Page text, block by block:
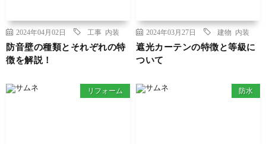
2024年04月02日 工事 内装
防音壁の種類とそれぞれの特
徴を解説！
2024年03月27日 建物 内装
遮光カーテンの特徴と等級に
ついて
リフォーム 防水